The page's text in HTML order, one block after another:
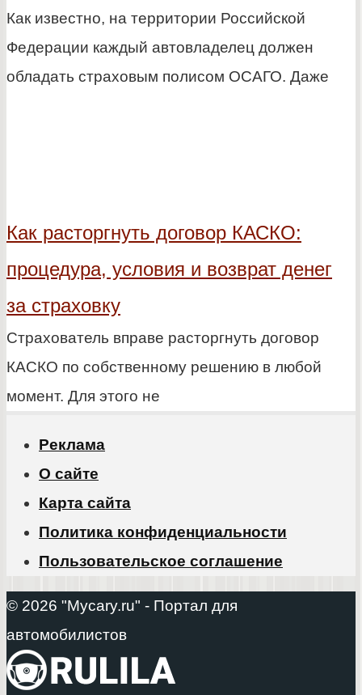
Как известно, на территории Российской
Федерации каждый автовладелец должен
обладать страховым полисом ОСАГО. Даже
Как расторгнуть договор КАСКО:
процедура, условия и возврат денег
за страховку
Страхователь вправе расторгнуть договор
КАСКО по собственному решению в любой
момент. Для этого не
Реклама
О сайте
Карта сайта
Политика конфиденциальности
Пользовательское соглашение
© 2026 "Mycary.ru" - Портал для
автомобилистов